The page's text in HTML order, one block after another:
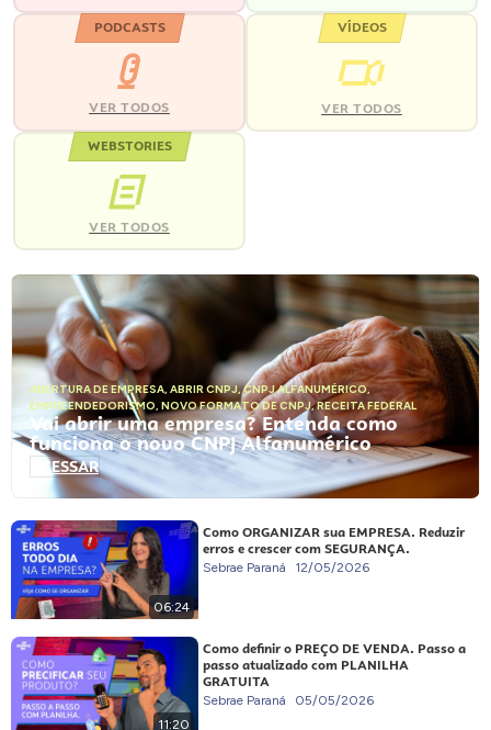
PODCASTS
VER TODOS
VÍDEOS
VER TODOS
WEBSTORIES
VER TODOS
ABERTURA DE EMPRESA, ABRIR CNPJ,CNPJ ALFANUMÉRICO,
EMPREENDEDORISMO, NOVO FORMATO DE CNPJ,RECEITA FEDERAL
Vai abrir uma empresa? Entenda como
funciona o novo CNPJ Alfanumérico
ACESSAR
06:24
Como ORGANIZAR sua EMPRESA. Reduzir
erros e crescer com SEGURANÇA.
Sebrae Paraná 12/05/2026
11:20
Como definir o PREÇO DE VENDA. Passo a
passo atualizado com PLANILHA
GRATUITA
Sebrae Paraná 05/05/2026